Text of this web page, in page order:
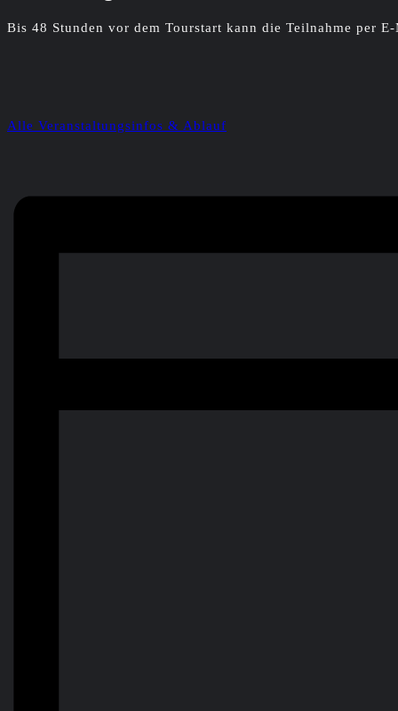
Bis 48 Stunden vor dem Tourstart kann die Teilnahme per
Alle Veranstaltungsinfos & Ablauf